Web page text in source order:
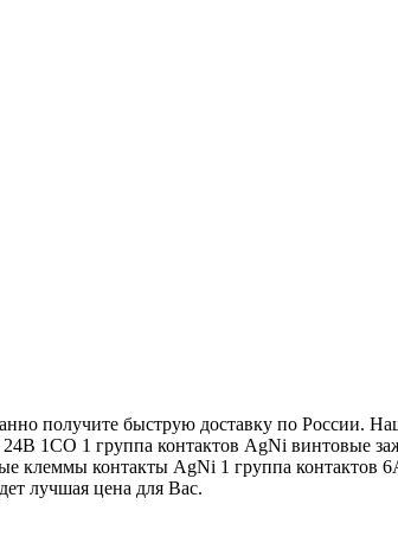
получите быструю доставку по России.
1СО 1 группа контактов AgNi винтовые
клеммы контакты AgNi 1 группа контактов
лучшая цена для Вас.